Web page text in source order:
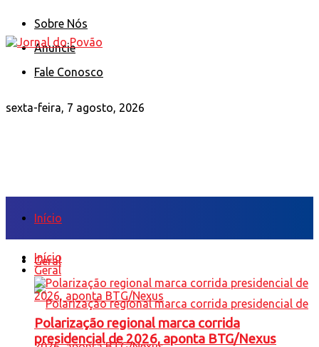
Sobre Nós
Anuncie
Fale Conosco
sexta-feira, 7 agosto, 2026
Início
Geral
Início
Geral
Polarização regional marca corrida
presidencial de 2026, aponta BTG/Nexus